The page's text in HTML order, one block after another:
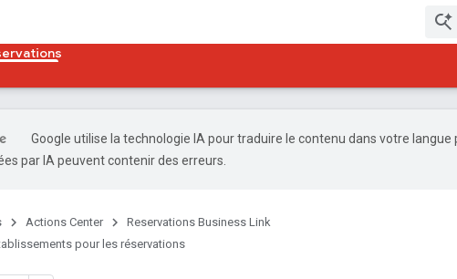
Google utilise la technologie IA pour traduire le contenu dans votre langue
par IA peuvent contenir des erreurs.
Actions Center
Reservations Business Link
pour les réservations